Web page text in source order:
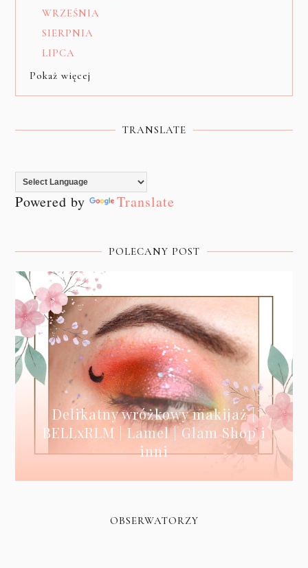
WRZEŚNIA
SIERPNIA
LIPCA
Pokaż więcej
TRANSLATE
Powered by Translate
POLECANY POST
Delikatny wróżkowy makijaż |
BELLxRLM | Lamel | Glam Shop i
inni
OBSERWATORZY